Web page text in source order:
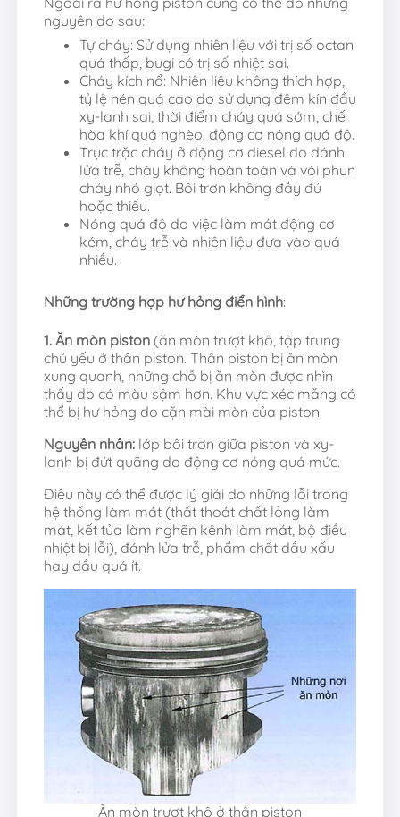
nguyên do sau:
Tự cháy: Sử dụng nhiên liệu với trị số octan
quá thấp, bugi có trị số nhiệt sai.
Cháy kích nổ: Nhiên liệu không thích hợp,
tỷ lệ nén quá cao do sử dụng đệm kín đầu
xy-lanh sai, thời điểm cháy quá sớm, chế
hòa khí quá nghèo, động cơ nóng quá độ.
Trục trặc cháy ở động cơ diesel do đánh
lửa trễ, cháy không hoàn toàn và vòi phun
chảy nhỏ giọt. Bôi trơn không đầy đủ
hoặc thiếu.
Nóng quá độ do việc làm mát động cơ
kém, cháy trễ và nhiên liệu đưa vào quá
nhiều.
Những trường hợp hư hỏng điển hình:
1. Ăn mòn piston(ăn mòn trượt khô, tập trung
chủ yếu ở thân piston. Thân piston bị ăn mòn
xung quanh, những chỗ bị ăn mòn được nhìn
thấy do có màu sậm hơn. Khu vực xéc măng có
thể bị hư hỏng do cặn mài mòn của piston.
Nguyên nhân:lớp bôi trơn giữa piston và xy-
lanh bị đứt quãng do động cơ nóng quá mức.
Điều này có thể được lý giải do những lỗi trong
hệ thống làm mát (thất thoát chất lỏng làm
mát, kết tủa làm nghẽn kênh làm mát, bộ điều
nhiệt bị lỗi), đánh lửa trễ, phẩm chất dầu xấu
hay dầu quá ít.
Ăn mòn trượt khô ở thân piston